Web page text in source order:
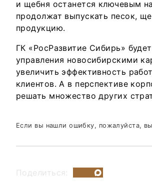
и щебня останется ключевым
продолжат выпускать песок,
продукцию.
ГК «РосРазвитие Сибирь»
управления новосибирскими
увеличить эффективность
клиентов. А в перспективе
решать множество других
Если вы нашли ошибку, пожалуйста,
Поделиться: